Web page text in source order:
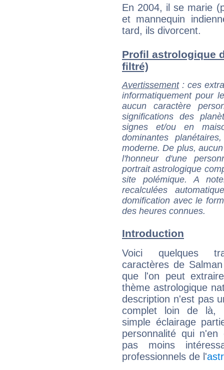
En 2004, il se marie
et mannequin
tard, ils divorcent.
Profil astrologique
filtré)
Avertissement: ces
informatiquement pour
aucun caractère
significations des
signes et/ou en
dominantes
moderne. De plus,
l'honneur d'une
portrait astrologique
site polémique. A
recalculées
domification avec le
des heures connues.
Introduction
Voici quelques
caractères de
que l'on peut
thème astrologique
description n'est pas
complet loin de là,
simple éclairage
personnalité qui n'en
pas moins
professionnels de l'